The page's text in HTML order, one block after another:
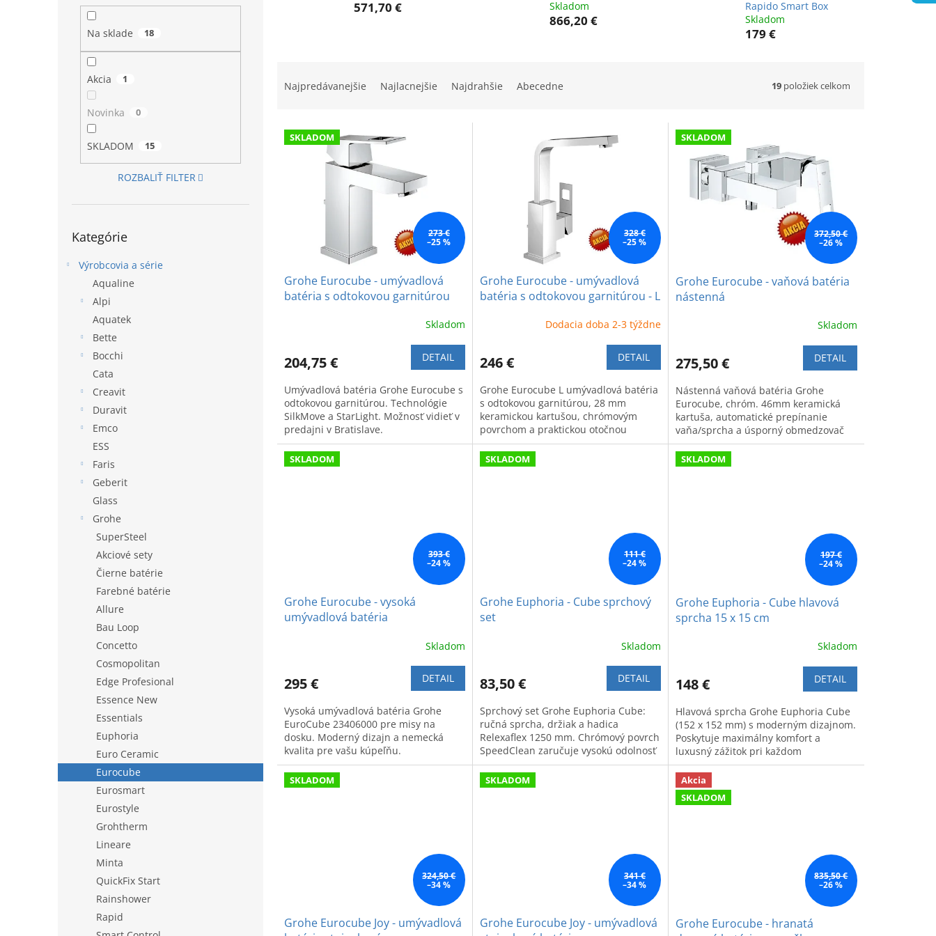
Na sklade 18
Akcia 1
Novinka 0
SKLADOM 15
ROZBALIŤ FILTER
kategórie
Kategórie
Výrobcovia a série
Aqualine
Alpi
Aquatek
Bette
Bocchi
Cata
Creavit
Duravit
Emco
ESS
Faris
Geberit
Glass
Grohe
SuperSteel
Akciové sety
Čierne batérie
Farebné batérie
Allure
Bau Loop
Concetto
Cosmopolitan
Edge Profesional
Essence New
Essentials
Euphoria
Euro Ceramic
Eurocube
Eurosmart
Eurostyle
Grohtherm
Lineare
Minta
QuickFix Start
Rainshower
Rapid
571,70 € Skladom
866,20 €
Rapido Smart Box
Skladom
179 €
n
Najpredávanejšie Najlacnejšie Najdrahšie Abecedne 19 položiek celkom
V SKLADOM
273 €
–25 %
Grohe Eurocube - umývadlová
batéria s odtokovou garnitúrou
Skladom
204,75 € DETAIL
Umývadlová batéria Grohe Eurocube s
odtokovou garnitúrou. Technológie
SilkMove a StarLight. Možnosť vidieť v
predajni v Bratislave.
328 €
–25 %
Grohe Eurocube - umývadlová
batéria s odtokovou garnitúrou - L
Dodacia doba 2-3 týždne
246 € DETAIL
Grohe Eurocube L umývadlová batéria
s odtokovou garnitúrou, 28 mm
keramickou kartušou, chrómovým
povrchom a praktickou otočnou
výtokovou trubicou.
SKLADOM
372,50 €
–26 %
Grohe Eurocube - vaňová batéria
nástenná
Skladom
275,50 € DETAIL
Nástenná vaňová batéria Grohe
Eurocube, chróm. 46mm keramická
kartuša, automatické prepínanie
vaňa/sprcha a úsporný obmedzovač
prietoku. Moderný dizajn.
SKLADOM
393 €
–24 %
Grohe Eurocube - vysoká
umývadlová batéria
Skladom
295 € DETAIL
Vysoká umývadlová batéria Grohe
EuroCube 23406000 pre misy na
dosku. Moderný dizajn a nemecká
kvalita pre vašu kúpeľňu.
SKLADOM
111 €
–24 %
Grohe Euphoria - Cube sprchový
set
Skladom
83,50 € DETAIL
Sprchový set Grohe Euphoria Cube:
ručná sprcha, držiak a hadica
Relexaflex 1250 mm. Chrómový povrch
SpeedClean zaručuje vysokú odolnosť
a dlhú životnosť.
SKLADOM
197 €
–24 %
Grohe Euphoria - Cube hlavová
sprcha 15 x 15 cm
Skladom
148 € DETAIL
Hlavová sprcha Grohe Euphoria Cube
(152 x 152 mm) s moderným dizajnom.
Poskytuje maximálny komfort a
luxusný zážitok pri každom
sprchovaní.
SKLADOM
324,50 €
–34 %
Grohe Eurocube Joy - umývadlová
SKLADOM
341 €
–34 %
Grohe Eurocube Joy - umývadlová
Akcia
SKLADOM
835,50 €
–26 %
Grohe Eurocube - hranatá